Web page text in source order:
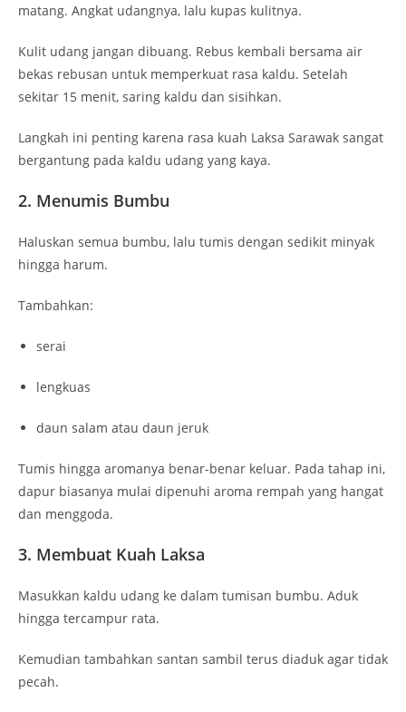
matang. Angkat udangnya, lalu kupas kulitnya.
Kulit udang jangan dibuang. Rebus kembali bersama air
bekas rebusan untuk memperkuat rasa kaldu. Setelah
sekitar 15 menit, saring kaldu dan sisihkan.
Langkah ini penting karena rasa kuah Laksa Sarawak sangat
bergantung pada kaldu udang yang kaya.
2. Menumis Bumbu
Haluskan semua bumbu, lalu tumis dengan sedikit minyak
hingga harum.
Tambahkan:
serai
lengkuas
daun salam atau daun jeruk
Tumis hingga aromanya benar-benar keluar. Pada tahap ini,
dapur biasanya mulai dipenuhi aroma rempah yang hangat
dan menggoda.
3. Membuat Kuah Laksa
Masukkan kaldu udang ke dalam tumisan bumbu. Aduk
hingga tercampur rata.
Kemudian tambahkan santan sambil terus diaduk agar tidak
pecah.